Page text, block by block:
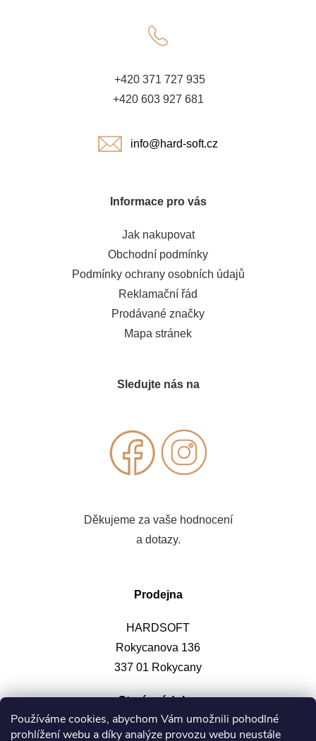
Používáme cookies, abychom Vám umožnili pohodlné
prohlížení webu a díky analýze provozu webu neustále
+420 371 727 935
+420 603 927 681
info@hard-soft.cz
Informace pro vás
Jak nakupovat
Obchodní podmínky
Podmínky ochrany osobních údajů
Reklamační řád
Prodávané značky
Mapa stránek
Sledujte nás na
Děkujeme za vaše hodnocení
a dotazy.
Prodejna
HARDSOFT
Rokycanova 136
337 01 Rokycany
Otevírací doba: